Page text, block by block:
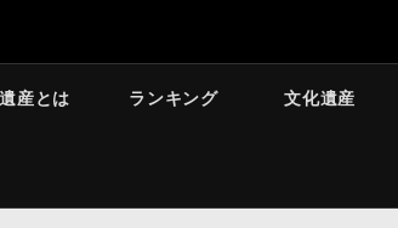
産とは ランキング 文化遺産